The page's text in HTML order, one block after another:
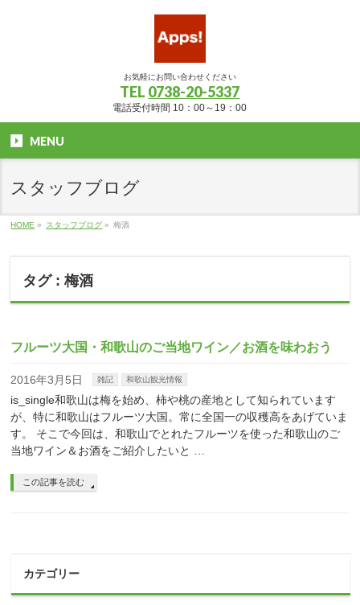
お気軽にお問い合わせください
TEL 0738-20-5337
電話受付時間 10：00～19：00
MENU
スタッフブログ
HOME » スタッフブログ » 梅酒
タグ : 梅酒
フルーツ大国・和歌山のご当地ワイン／お酒を味わおう
2016年3月5日 雑記 和歌山観光情報
is_single和歌山は梅を始め、柿や桃の産地として知られています
が、特に和歌山はフルーツ大国。常に全国一の収穫高をあげていま
す。 そこで今回は、和歌山でとれたフルーツを使った和歌山のご
当地ワイン＆お酒をご紹介したいと …
この記事を読む
カテゴリー